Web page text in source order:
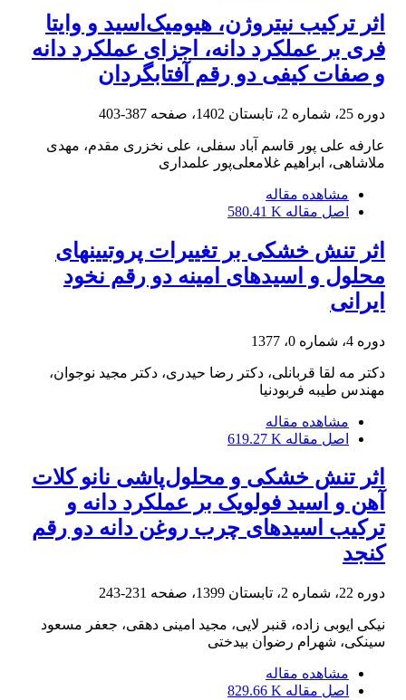
اثر ترکیب نیتروژن، هیومیک‌اسید و وایتا
فری بر عملکرد دانه، اجزای عملکرد دانه
و صفات کیفی دو رقم آفتابگردان
دوره 25، شماره 2، تابستان 1402، صفحه 387-403
عارفه علی پور قاسم آباد سفلی، علی نخزری مقدم، مهدی
ملاشاهی، ابراهیم غلامعلی‌پور علمداری
مشاهده مقاله
اصل مقاله 580.41 K
اثر تنش خشکی بر تغییرات پروتیینهای
محلول و اسیدهای امینه دو رقم نخود
ایرانی
دوره 4، شماره 0، 1377
دکتر مه لقا قربانلی، دکتر رضا حیدری، دکتر مجید نوجوان،
مهندس طیبه فربودنیا
مشاهده مقاله
اصل مقاله 619.27 K
اثر تنش خشکی و محلول‌پاشی نانو کلات
آهن و اسید فولویک بر عملکرد دانه و
ترکیب اسیدهای چرب روغن دانه دو رقم
کنجد
دوره 22، شماره 2، تابستان 1399، صفحه 231-243
نیکی ایوبی زاده، قنبر لایی، مجید امینی دهقی، جعفر مسعود
سینکی، شهرام رضوان بیدختی
مشاهده مقاله
اصل مقاله 829.66 K